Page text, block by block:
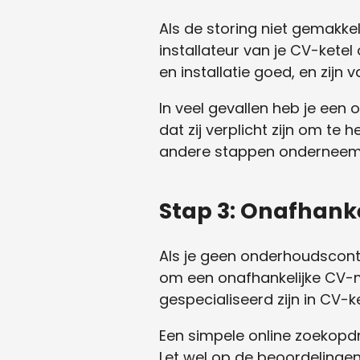
Als de storing niet
installateur van je CV-
en installatie goed, en zijn
In veel gevallen heb je
dat zij verplicht zijn om te
andere stappen
Stap 3:
Als je geen
om een onafhankelijke
gespecialiseerd zijn in CV-
Een simpele online